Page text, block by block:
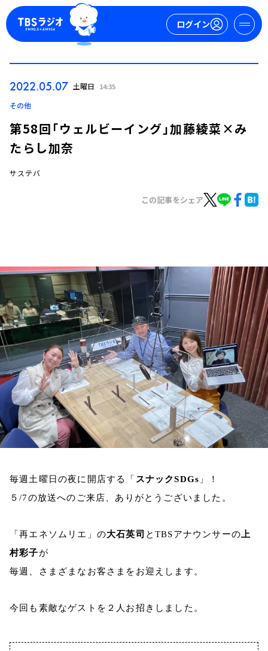
ログイン
お知らせ
イベント・グッズ
YouTube
会社情報
2022.05.07 土曜日 14:35
その他
第58回「ウェルビーイング」加藤綾菜×み
たらし加奈
サステバ
この記事をシェア
毎週土曜日の夜に開店する「 スナックSDGs 」！
５/7の放送へのご来店、ありがとうございました。
「再エネソムリエ」の大石英司 とTBSアナウンサーの上
村彩子が
毎週、さまざまなお客さまをお迎えします。
今回も素敵なゲストを２人お招きしました。